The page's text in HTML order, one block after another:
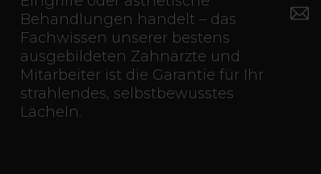
Behandlungen handelt – das
Fachwissen unserer bestens
ausgebildeten Zahnärzte und
Mitarbeiter ist die Garantie für Ihr
strahlendes, selbstbewusstes
Lächeln.